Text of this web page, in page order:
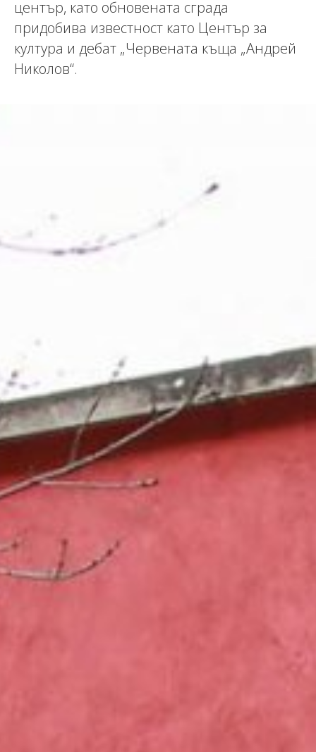
център, като обновената сграда
придобива известност като Център за
култура и дебат „Червената къща „Андрей
Николов“.